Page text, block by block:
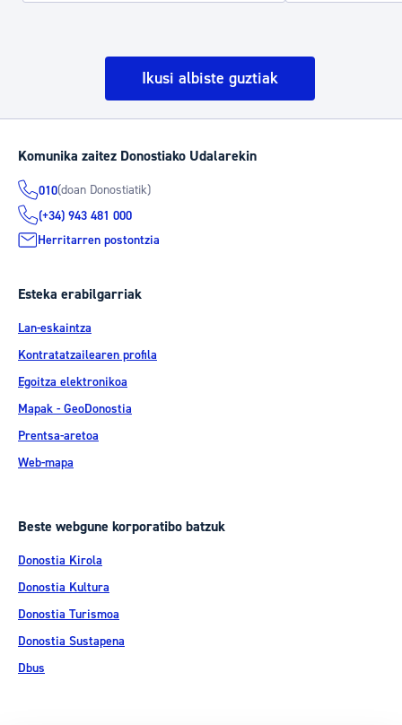
Ikusi albiste guztiak
Komunika zaitez Donostiako Udalarekin
010(doan Donostiatik)
(+34) 943 481 000
Herritarren postontzia
Esteka erabilgarriak
Lan-eskaintza
Kontratatzailearen profila
Egoitza elektronikoa
Mapak - GeoDonostia
Prentsa-aretoa
Web-mapa
Beste webgune korporatibo batzuk
Donostia Kirola
Donostia Kultura
Donostia Turismoa
Donostia Sustapena
Dbus